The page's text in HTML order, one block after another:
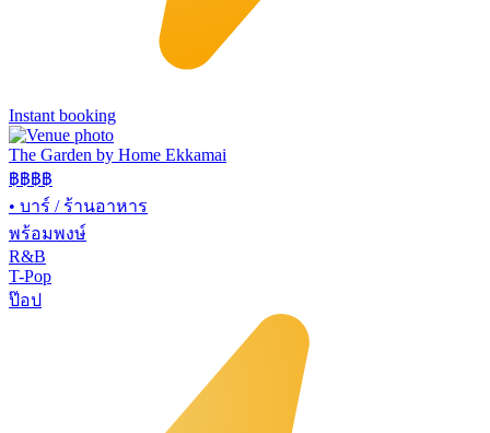
Instant booking
The Garden by Home Ekkamai
฿฿฿฿
• บาร์ / ร้านอาหาร
พร้อมพงษ์
R&B
T-Pop
ป๊อป